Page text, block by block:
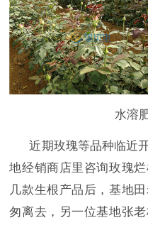
水溶
近期玫瑰等品种临近
地经销商店里咨询玫瑰
几款生根产品后，基地
匆离去，另一位基地张